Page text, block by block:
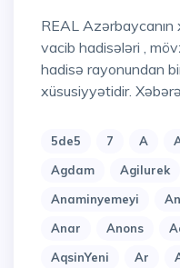
REAL Azərbaycanın xəbər anbarıdır! Günün ən
vacib hadisələri ,
hadisə rayonundan
xüsusiyyətidir.
5de5 7 A
Agdam
Agilurek
Anaminyemeyi
Anar
Anons
AqsinYeni
Ar